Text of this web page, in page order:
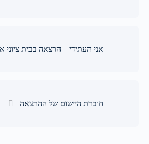
אני העתידי – הרצאה בבית ציוני
חוברת היישום של ההרצאה